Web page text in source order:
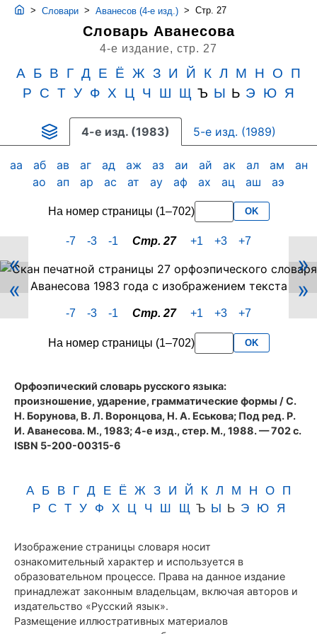
> Словари > Аванесов (4-е изд.) > Стр. 27
Словарь Аванесова
4-е издание, стр. 27
А Б В Г Д Е Ё Ж З И Й К Л М Н О
П
Р
С Т У Ф Х Ц Ч Ш Щ Ъ Ы Ь Э Ю Я
4-е изд. (1983) 5-е изд. (1989)
аа аб ав аг ад аж аз аи ай ак ал ам
ан
ао
ап ар ас ат ау аф ах ац аш аэ
На номер страницы (1–702) OK
-7 -3 -1 Стр. 27 +1 +3 +7
Скан
PDF-
страницы
27
Аванесова
«
»
«
»
-7 -3 -1 Стр. 27 +1 +3 +7
На номер страницы (1–702) OK
Орфоэпический словарь русского языка:
произношение, ударение, грамматические формы / С.
Н. Борунова, В. Л. Воронцова, Н. А. Еськова; Под ред. Р.
И. Аванесова. М., 1983; 4-е изд., стер. М., 1988. — 702 с.
ISBN 5-200-00315-6
А Б В Г Д Е Ё Ж З И Й К Л М Н О П
Р С Т У Ф Х Ц Ч Ш Щ Ъ Ы Ь Э Ю Я
Изображение страницы словаря носит
ознакомительный характер и используется в
образовательном процессе. Права на данное издание
принадлежат законным владельцам, включая авторов и
издательство «Русский язык».
Размещение иллюстративных материалов